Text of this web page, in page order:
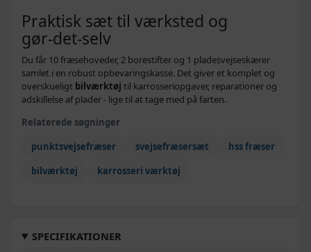
Praktisk sæt til værksted og
gør‑det‑selv
Du får 10 fræsehoveder, 2 borestifter og 1 pladesvejseskærer
samlet i en robust opbevaringskasse. Det giver et komplet og
overskueligt bilværktøj til karrosseriopgaver, reparationer og
adskillelse af plader - lige til at tage med på farten.
Relaterede søgninger
punktsvejsefræser
svejsefræsersæt
hss fræser
bilværktøj
karrosseri værktøj
SPECIFIKATIONER